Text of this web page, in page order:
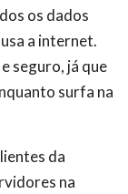
os dados
a internet.
seguro, já que
surfa na
da
na